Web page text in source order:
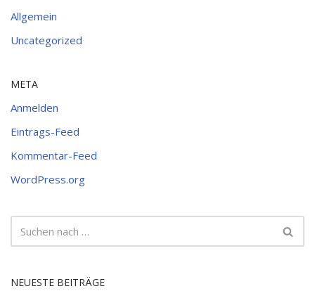
Allgemein
Uncategorized
META
Anmelden
Eintrags-Feed
Kommentar-Feed
WordPress.org
NEUESTE BEITRÄGE